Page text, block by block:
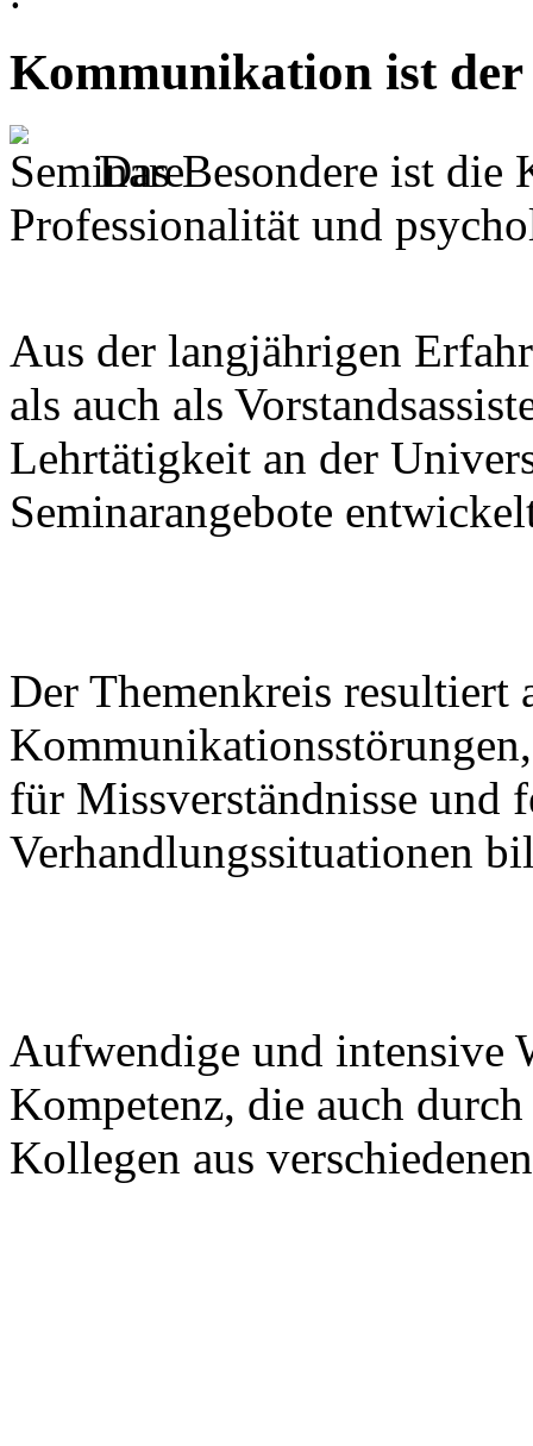
Kommunikation ist der
Das Besondere ist
Professionalität und
Aus der langjährigen
als auch als
Lehrtätigkeit an der
Seminarangebote
Der Themenkreis resultiert
für Missverständnisse und
Verhandlungssituationen
Aufwendige und intensive
Kompetenz, die auch
Kollegen aus